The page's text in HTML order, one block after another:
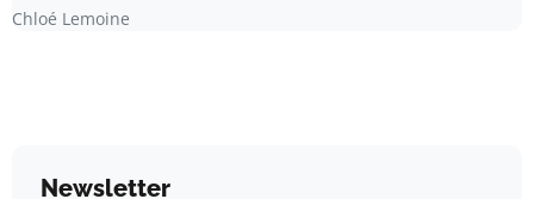
Chloé Lemoine
Newsletter